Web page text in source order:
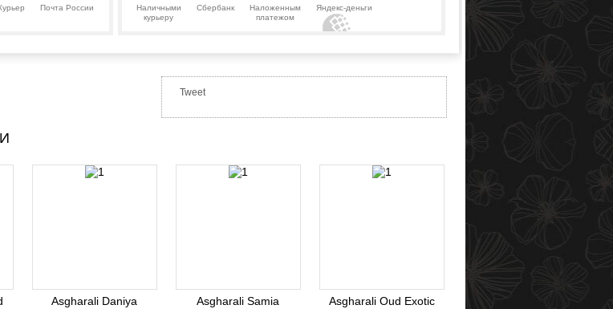
Почта России
Наличными
курьеру
Сбербанк
Наложенным
платежом
Яндекс-деньги
Tweet
Asgharali Daniya Asgharali Samia Asgharali Oud Exotic